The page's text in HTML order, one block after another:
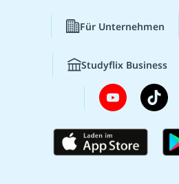
Für Unternehmen
Studyflix Business